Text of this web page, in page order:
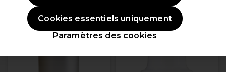
OFFRE
Paramètres des cookies
Cookies essentiels uniquement